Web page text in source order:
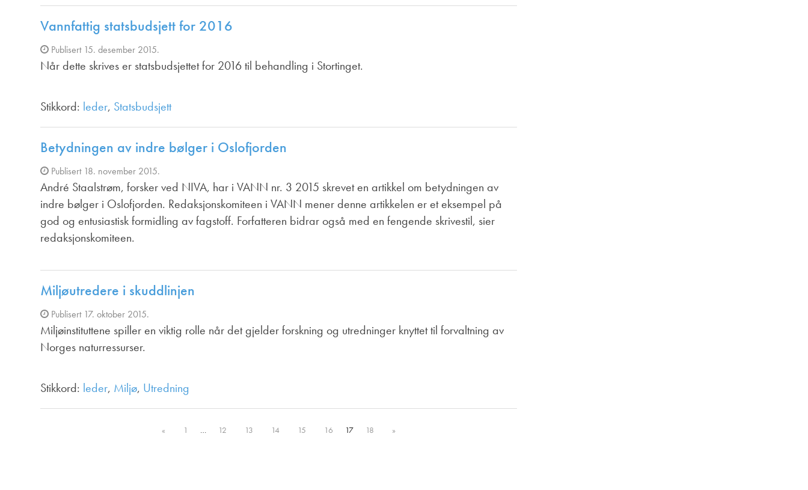
Vannfattig statsbudsjett for 2016
Publisert 15. desember 2015.
Når dette skrives er statsbudsjettet for 2016 til behandling i Stortinget.
Stikkord: leder, Statsbudsjett
Betydningen av indre bølger i Oslofjorden
Publisert 18. november 2015.
André Staalstrøm, forsker ved NIVA, har i VANN nr. 3 2015 skrevet en artikkel om betydningen av
indre bølger i Oslofjorden. Redaksjonskomiteen i VANN mener denne artikkelen er et eksempel på
god og entusiastisk formidling av fagstoff. Forfatteren bidrar også med en fengende skrivestil, sier
redaksjonskomiteen.
Miljøutredere i skuddlinjen
Publisert 17. oktober 2015.
Miljøinstituttene spiller en viktig rolle når det gjelder forskning og utredninger knyttet til forvaltning av
Norges naturressurser.
Stikkord: leder, Miljø, Utredning
« 1 … 12 13 14 15 16 17 18 »